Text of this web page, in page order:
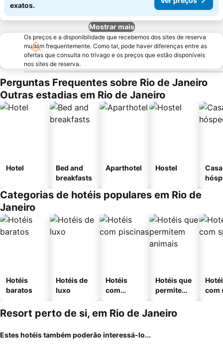
exatos.
Mostrar mais
Os preços e a disponibilidade que recebemos dos sites de reserva
mudam frequentemente. Como tal, pode haver diferenças entre as
ofertas que consulta no trivago e os preços que estão disponíveis
nos sites de reserva.
Perguntas Frequentes sobre Rio de Janeiro
Outras estadias em Rio de Janeiro
Hotel
Bed and
breakfasts
Aparthotel Hostel
Categorias de hotéis populares em Rio de
Janeiro
Hotéis
baratos
Hotéis de
luxo
Hotéis
com
Hotéis que
permitem
com
Resort perto de si, em Rio de Janeiro
Estes hotéis também poderão interessá-lo...